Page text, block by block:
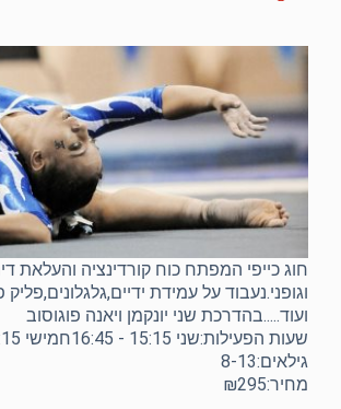
חוג כייפי המפתח כוח קורדינציה והעלאת
וגופני.נעבוד על עמידת
ועוד.....בהדרכת שני יונקמן ויאנה פוגוסוב
שעות הפעילות:שני 15:15 - 16:45חמישי 15:15 - 16:45
גילאים:8-13
מחיר:₪295